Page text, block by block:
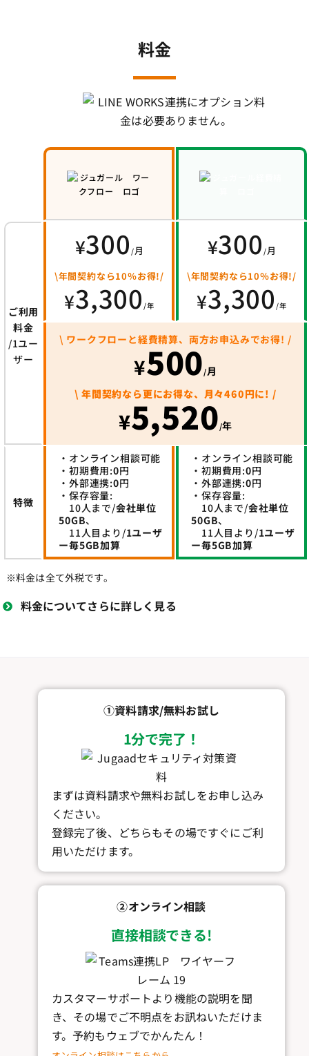
料金
ご利用
料金
/1ユー
ザー
¥300 /月
\年間契約なら10％お得!/
¥3,300 /年
¥300 /月
\年間契約なら10％お得!/
¥3,300 /年
\ ワークフローと経費精算、両方お申込みでお得! /
¥500/月
\ 年間契約なら更にお得な、月々460円に! /
¥5,520/年
特徴
・オンライン相談可能
・初期費用:0円
・外部連携:0円
・保存容量:
10人まで/会社単位
50GB、
11人目より/1ユーザ
ー毎5GB加算
・オンライン相談可能
・初期費用:0円
・外部連携:0円
・保存容量:
10人まで/会社単位
50GB、
11人目より/1ユーザ
ー毎5GB加算
※料金は全て外税です。
料金についてさらに詳しく見る
①資料請求/無料お試し
1分で完了！
まずは資料請求や無料お試しをお申し込み
ください。
登録完了後、どちらもその場ですぐにご利
用いただけます。
②オンライン相談
直接相談できる!
カスタマーサポートより機能の説明を聞
き、その場でご不明点をお訊ねいただけま
す。予約もウェブでかんたん！